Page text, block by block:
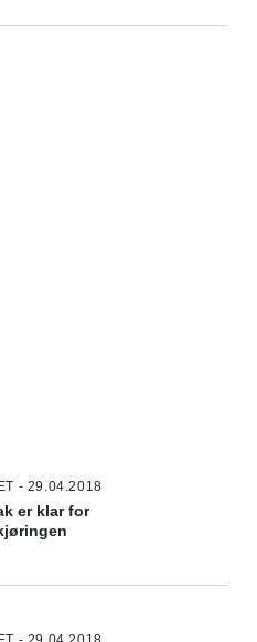
- 29.04.2018
er klar for